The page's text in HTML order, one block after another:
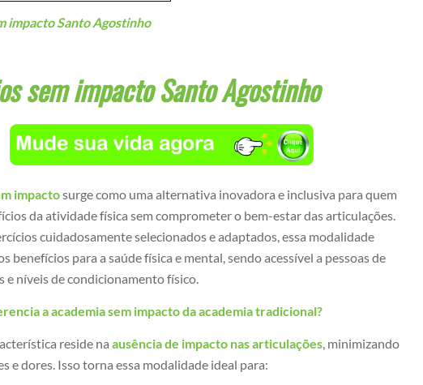
impacto Santo Agostinho
sem impacto Santo Agostinho
impactosurge como uma alternativa inovadora e inclusiva para quem
da atividade física sem comprometer o bem-estar das articulações.
cuidadosamente selecionados e adaptados, essa modalidade
benefícios para a saúde física e mental, sendo acessível a pessoas de
e níveis de condicionamento físico.
a academia sem impacto da academia tradicional?
reside naausência de impacto nas articulações , minimizando
e dores. Isso torna essa modalidade ideal para: